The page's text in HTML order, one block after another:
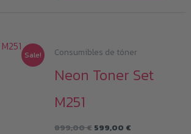
Sale! Consumibles de tóner
Neon Toner Set
M251
899,00€ El
599,00 €